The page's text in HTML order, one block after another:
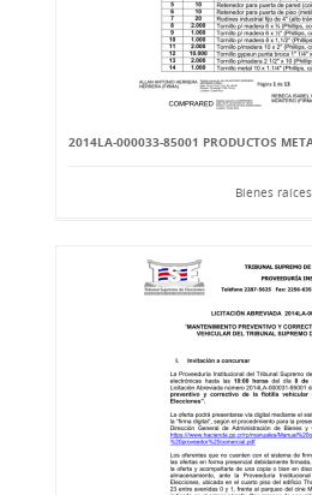
2014LA-000033-85001 PRODUCTOS
Bienes raíces